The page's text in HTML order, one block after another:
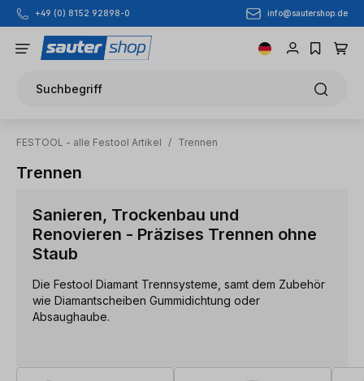
Zum Hauptinhalt springen
+49 (0) 8152 92898-0 info@sautershop.de
Suchbegriff
FESTOOL - alle Festool Artikel / Trennen
Trennen
Sanieren, Trockenbau und
Renovieren - Präzises Trennen ohne
Staub
Die Festool Diamant Trennsysteme, samt dem Zubehör
wie Diamantscheiben Gummidichtung oder
Absaughaube.